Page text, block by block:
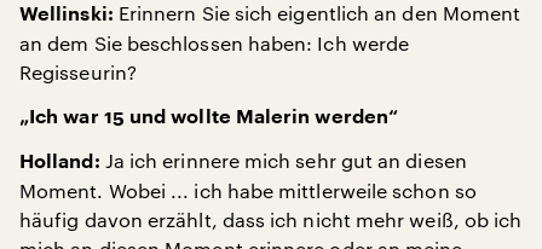
Wellinski: Erinnern Sie sich eigentlich an den Moment
an dem Sie beschlossen haben: Ich werde
Regisseurin?
„Ich war 15 und wollte Malerin werden“
Holland: Ja ich erinnere mich sehr gut an diesen
Moment. Wobei ... ich habe mittlerweile schon so
häufig davon erzählt, dass ich nicht mehr weiß, ob ich